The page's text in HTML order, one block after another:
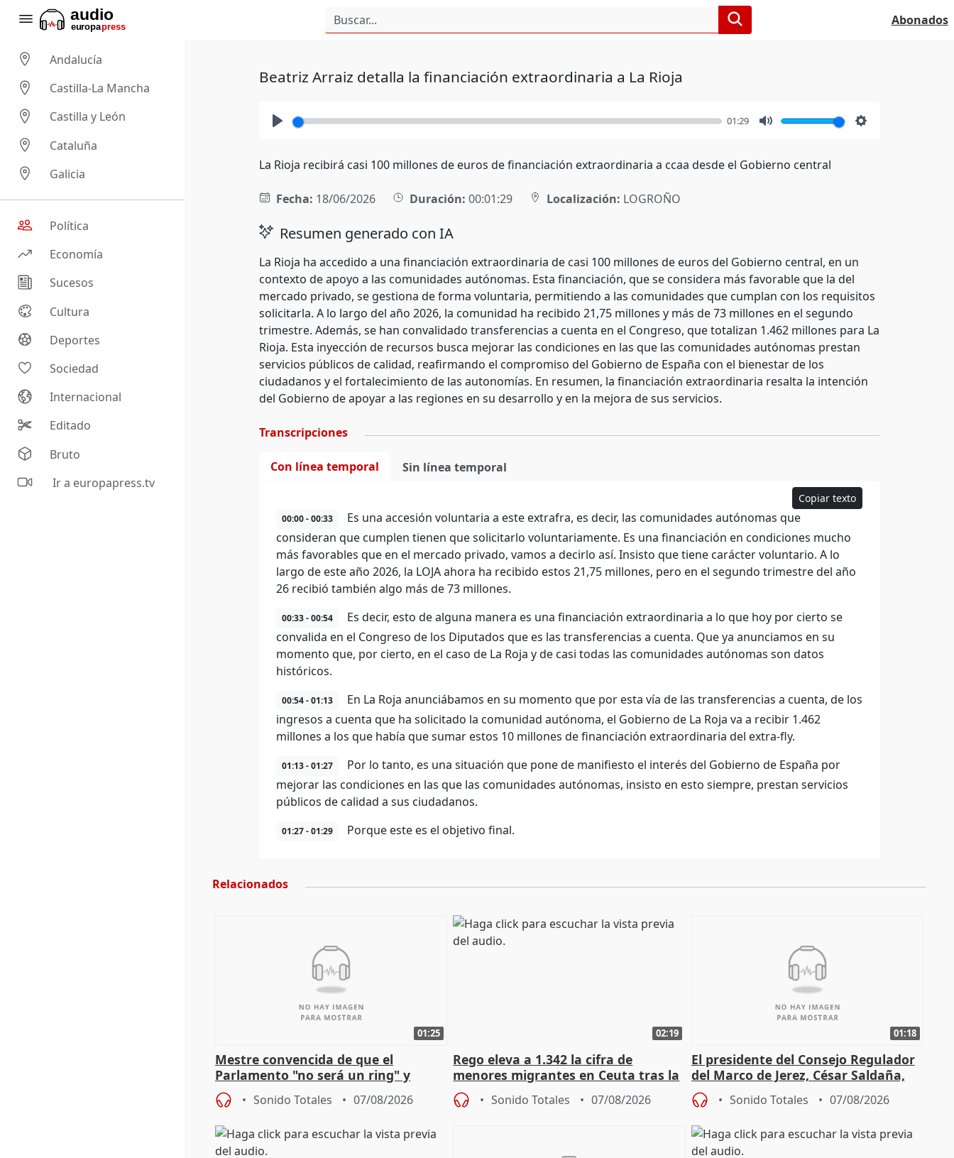
Abonados
Andalucía
Castilla-La Mancha
Castilla y León
Cataluña
Galicia
Política
Economía
Sucesos
Cultura
Deportes
Sociedad
Internacional
Editado
Bruto
Ir a europapress.tv
Beatriz Arraiz detalla la financiación extraordinaria a La Rioja
01:29
La Rioja recibirá casi 100 millones de euros de financiación extraordinaria a ccaa desde el Gobierno central
Fecha: 18/06/2026 Duración: 00:01:29 Localización: LOGROÑO
Resumen generado con IA
La Rioja ha accedido a una financiación extraordinaria de casi 100 millones de euros del Gobierno central, en un
contexto de apoyo a las comunidades autónomas. Esta financiación, que se considera más favorable que la del
mercado privado, se gestiona de forma voluntaria, permitiendo a las comunidades que cumplan con los requisitos
solicitarla. A lo largo del año 2026, la comunidad ha recibido 21,75 millones y más de 73 millones en el segundo
trimestre. Además, se han convalidado transferencias a cuenta en el Congreso, que totalizan 1.462 millones para La
Rioja. Esta inyección de recursos busca mejorar las condiciones en las que las comunidades autónomas prestan
servicios públicos de calidad, reafirmando el compromiso del Gobierno de España con el bienestar de los
ciudadanos y el fortalecimiento de las autonomías. En resumen, la financiación extraordinaria resalta la intención
del Gobierno de apoyar a las regiones en su desarrollo y en la mejora de sus servicios.
Transcripciones
Con línea temporal Sin línea temporal
Copiar texto
00:00 - 00:33
Es una accesión voluntaria a este extrafra, es decir, las comunidades autónomas que
consideran que cumplen tienen que solicitarlo voluntariamente. Es una financiación en condiciones mucho
más favorables que en el mercado privado, vamos a decirlo así. Insisto que tiene carácter voluntario. A lo
largo de este año 2026, la LOJA ahora ha recibido estos 21,75 millones, pero en el segundo trimestre del año
26 recibió también algo más de 73 millones.
00:33 - 00:54
Es decir, esto de alguna manera es una financiación extraordinaria a lo que hoy por cierto se
convalida en el Congreso de los Diputados que es las transferencias a cuenta. Que ya anunciamos en su
momento que, por cierto, en el caso de La Roja y de casi todas las comunidades autónomas son datos
históricos.
00:54 - 01:13
En La Roja anunciábamos en su momento que por esta vía de las transferencias a cuenta, de los
ingresos a cuenta que ha solicitado la comunidad autónoma, el Gobierno de La Roja va a recibir 1.462
millones a los que había que sumar estos 10 millones de financiación extraordinaria del extra-fly.
01:13 - 01:27
Por lo tanto, es una situación que pone de manifiesto el interés del Gobierno de España por
mejorar las condiciones en las que las comunidades autónomas, insisto en esto siempre, prestan servicios
públicos de calidad a sus ciudadanos.
01:27 - 01:29 Porque este es el objetivo final.
Relacionados
01:25
Mestre convencida de que el
Parlamento "no será un ring" y
defiende "estabilidad" del pacto con
Vox
Sonido Totales 07/08/2026
02:19
Rego eleva a 1.342 la cifra de
menores migrantes en Ceuta tras la
entrada masiva
Sonido Totales 07/08/2026
01:18
El presidente del Consejo Regulador
del Marco de Jerez, César Saldaña,
sobre exportaciones
Sonido Totales 07/08/2026